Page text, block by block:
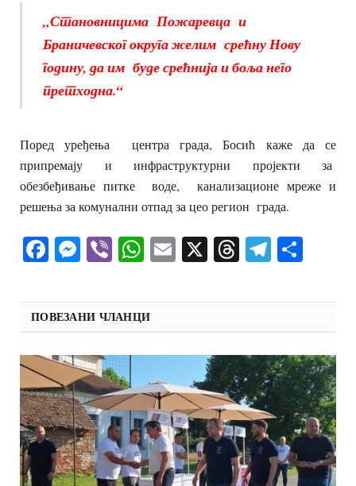
„Становницима Пожаревца и
Браничевског округа желим срећну Нову
годину, да им буде срећнија и боља него
претходна.“
Поред уређења центра града, Босић каже да се
припремају и инфраструктурни пројекти за
обезбеђивање питке воде, канализационе мреже и
решења за комунални отпад за цео регион града.
Facebook
Messenger
ViberWhatsApp
Email
X Threads
ПОВЕЗАНИ ЧЛАНЦИ